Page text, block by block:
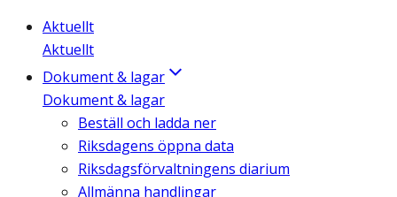
Aktuellt
Aktuellt
Dokument & lagar
Dokument & lagar
Beställ och ladda ner
Riksdagens öppna data
Riksdagsförvaltningens diarium
Allmänna handlingar